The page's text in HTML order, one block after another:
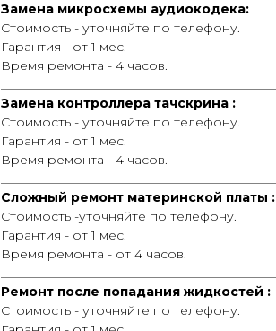
Замена микросхемы аудиокодека:
Стоимость - уточняйте по телефону.
Гарантия - от 1 мес.
Время ремонта - 4 часов.
Замена контроллера тачскрина :
Стоимость - уточняйте по телефону.
Гарантия - от 1 мес.
Время ремонта - 4 часов.
Сложный ремонт материнской платы :
Стоимость -уточняйте по телефону.
Гарантия - от 1 мес.
Время ремонта - от 4 часов.
Ремонт после попадания жидкостей :
Стоимость - уточняйте по телефону.